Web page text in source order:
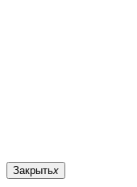
Закрытьx